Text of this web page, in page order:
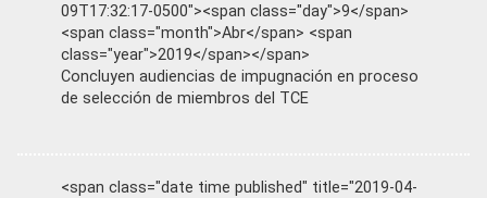
09T17:32:17-0500"><span class="day">9</span>
<span class="month">Abr</span> <span
class="year">2019</span></span>
Concluyen audiencias de impugnación en proceso
de selección de miembros del TCE
<span class="date time published" title="2019-04-